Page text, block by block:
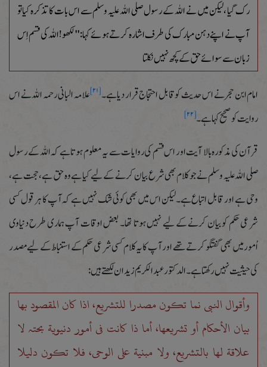
رک گیا ،لیکن میں نے اللہ کے رسول صلی اللہ علیہ وسلم سے اس بات کا تذکرہ کیا تو
آپ نے اپنے دہن مبارک کی طرف اشارہ کرتے ہوئے کہا :'' لکھو!اللہ کی قسم اِس
زبان سے سوائے حق کے کچھ نہیں نکلتا
امام ابن حجر نے اس حدیث کو قابل احتجاج قرار دیا ہے۔[۲۱]
علامہ البانی رحمہ اللہ نے اس
روایت کو صحیح کہاہے۔[۲۲]
قرآن کی مذکورہ بالا آیت اور اس قسم کی روایات سے یہ معلوم ہوتا ہے کہ اللہ کے رسول
صلی اللہ علیہ وسلم نے جو کلام بھی شرع بیان کرنے کے لیے کیا ہے وہ حق ہے، حجت ہے،
وحی ہے اور قابل اتباع ہے۔لیکن اس میں بھی کوئی شک نہیں ہے کہ آپ کا ہر قول کسی
شرعی حکم کو بیان کرنے کے لیے نہیں ہوتا تھا۔ بعض اوقات آپ ہماری طرح دنیاوی
اُمور میں بھی گفتگو کرتے تھے اور آپ کایہ کلام کسی شرعی حکم کے استنباط کے لیے مصدر
کی حیثیت نہیں رکھتا ہے ۔الدکتور عبد الکریم زیدان لکھتے ہیں :
وأقوال النبی نما تکون مصدرا للتشریع، اذا کان المقصود بھا
بیان الأحکام أو تشریعھا، أما ذا کانت فی أمور دنیویة بحتہ لا
علاقة لھا بالتشریع، ولا مبنیة علی الوحی، فلا تکون دلیلا